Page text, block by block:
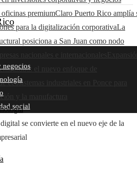
premiumClaro Puerto Rico amplía
para la digitalización corporativaLa
posiciona a San Juan como nodo
nacionales e internacionales
el nuevo enfoque de
ecosistemas industriales en Ponce para
y la manufactura
negocios
social
se convierte en el nuevo eje de la